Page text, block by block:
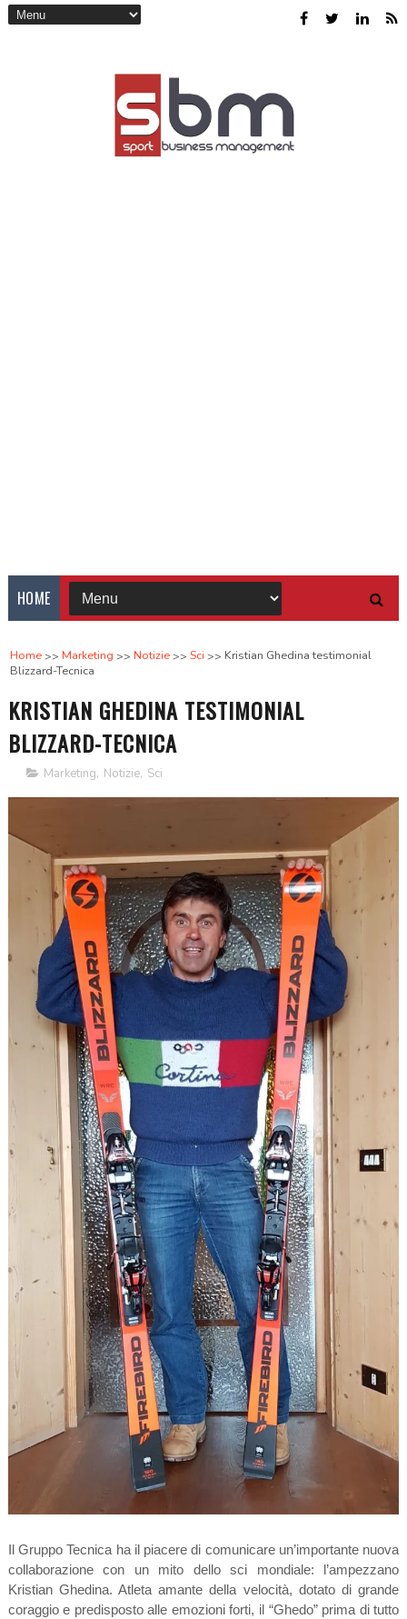
HOME
Home Marketing Notizie Sci
Kristian Ghedina testimonial
Blizzard-Tecnica
KRISTIAN GHEDINA TESTIMONIAL
BLIZZARD-TECNICA
Marketing, Notizie, Sci
Il Gruppo Tecnica ha il piacere di comunicare un’importante nuova
collaborazione con un mito dello sci mondiale: l’ampezzano
Kristian Ghedina. Atleta amante della velocità, dotato di grande
coraggio e predisposto alle emozioni forti, il “Ghedo” prima di tutto